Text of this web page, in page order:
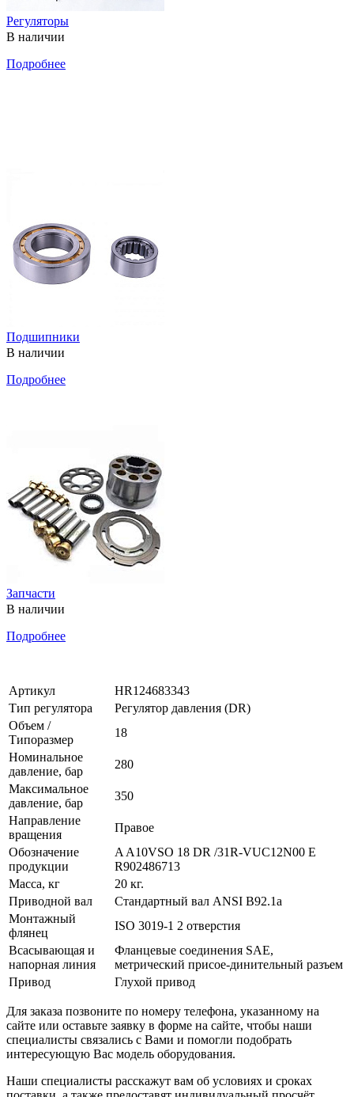
Регуляторы
В наличии
Подробнее
Подшипники
В наличии
Подробнее
Запчасти
В наличии
Подробнее
Артикул
HR124683343
Тип регулятора
Регулятор давления (DR)
Объем /
Типоразмер
18
Номинальное
давление, бар
280
Максимальное
давление, бар
350
Направление
вращения
Правое
Обозначение
продукции
A A10VSO 18 DR /31R-VUC12N00 E
R902486713
Масса, кг
20 кг.
Приводной вал
Стандартный вал ANSI B92.1a
Монтажный
флянец
ISO 3019-1 2 отверстия
Всасывающая и
напорная линия
Фланцевые соединения SAE,
метрический присое-динительный разъем
Привод
Глухой привод
Для заказа позвоните по номеру телефона, указанному на
сайте или оставьте заявку в форме на сайте, чтобы наши
специалисты связались с Вами и помогли подобрать
интересующую Вас модель оборудования.
Наши специалисты расскажут вам об условиях и сроках